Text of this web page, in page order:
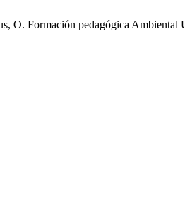
O. Formación pedagógica